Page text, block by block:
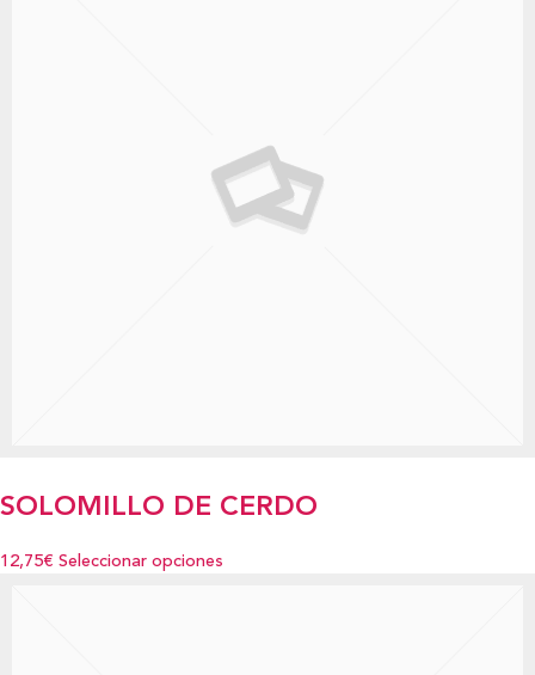
SOLOMILLO DE CERDO
12,75€ Seleccionar opciones